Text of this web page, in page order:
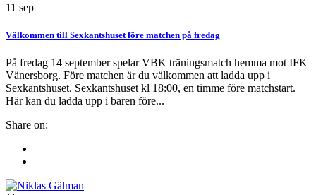
11 sep
Välkommen till Sexkantshuset före matchen på fredag
På fredag 14 september spelar VBK träningsmatch hemma mot IFK
Vänersborg. Före matchen är du välkommen att ladda upp i
Sexkantshuset. Sexkantshuset kl 18:00, en timme före matchstart.
Här kan du ladda upp i baren före...
Share on: